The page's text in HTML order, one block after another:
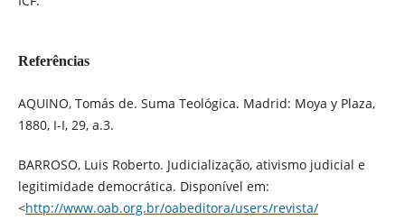
Referências
AQUINO, Tomás de. Suma Teológica. Madrid: Moya y Plaza,
1880, I-I, 29, a.3.
BARROSO, Luis Roberto. Judicialização, ativismo judicial e
legitimidade democrática. Disponível em:
<http://www.oab.org.br/oabeditora/users/revista/